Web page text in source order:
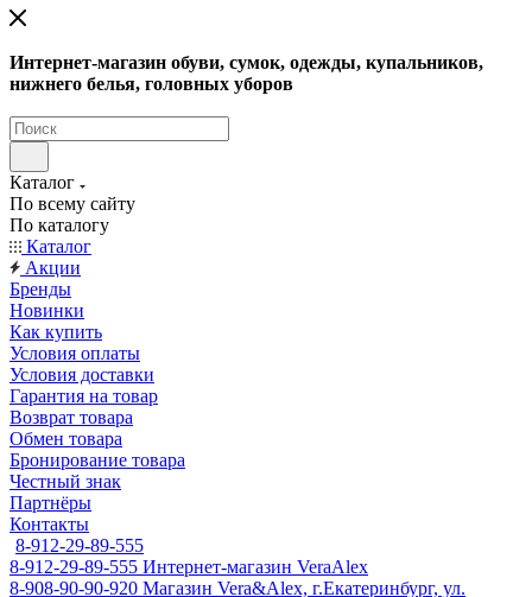
Интернет-магазин обуви, сумок, одежды, купальников,
нижнего белья, головных уборов
Каталог
По всему сайту
По каталогу
Каталог
Акции
Бренды
Новинки
Как купить
Условия оплаты
Условия доставки
Гарантия на товар
Возврат товара
Обмен товара
Бронирование товара
Честный знак
Партнёры
Контакты
8-912-29-89-555
8-912-29-89-555 Интернет-магазин VeraAlex
8-908-90-90-920 Магазин Vera&Alex, г.Екатеринбург, ул.